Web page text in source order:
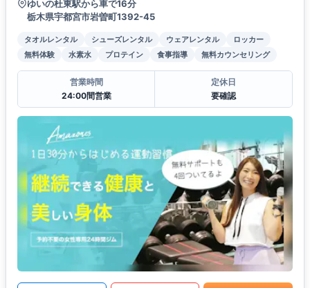
ゆいの杜東駅から車で16分
栃木県宇都宮市岩曽町1392-45
タオルレンタル シューズレンタル ウェアレンタル
ロッカー
無料体験
水素水 プロテイン 食事指導 無料カウンセリング
営業時間
24:00間営業
定休日
要確認